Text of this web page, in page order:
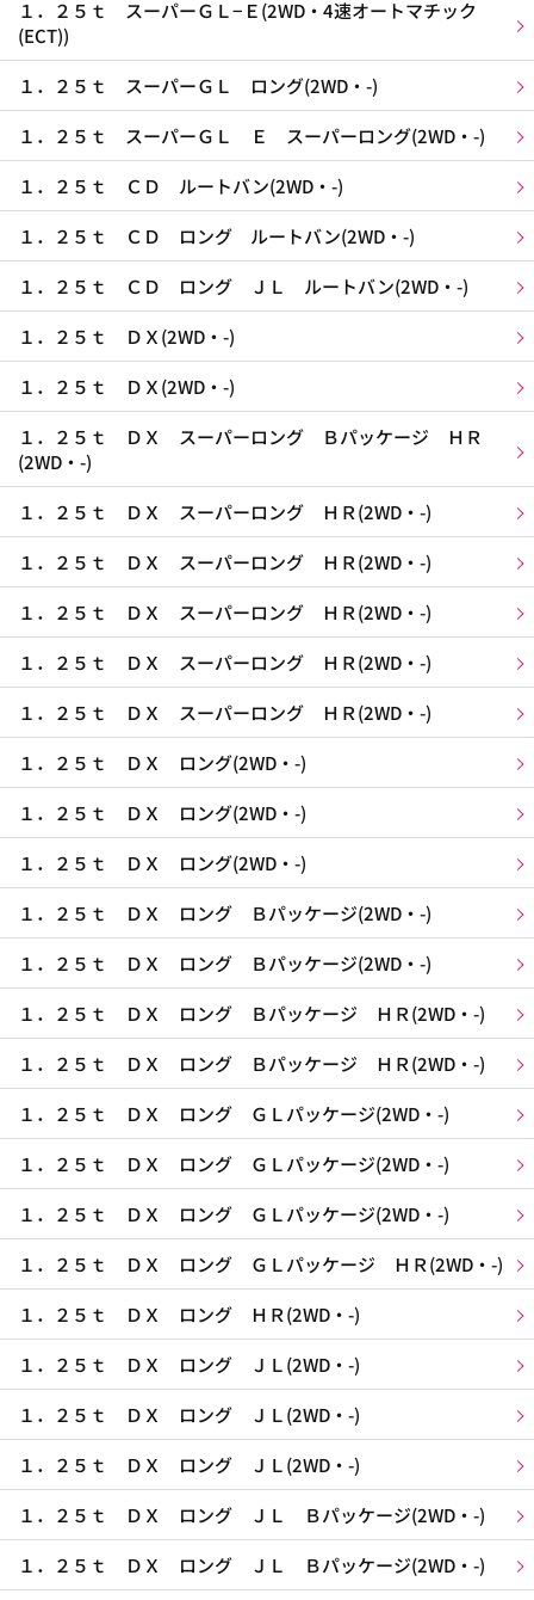
１．２５ｔ スーパーＧＬ−Ｅ(2WD・4速オートマチック
(ECT))
１．２５ｔ スーパーＧＬ ロング(2WD・-)
１．２５ｔ スーパーＧＬ Ｅ スーパーロング(2WD・-)
１．２５ｔ ＣＤ ルートバン(2WD・-)
１．２５ｔ ＣＤ ロング ルートバン(2WD・-)
１．２５ｔ ＣＤ ロング ＪＬ ルートバン(2WD・-)
１．２５ｔ ＤＸ(2WD・-)
１．２５ｔ ＤＸ(2WD・-)
１．２５ｔ ＤＸ スーパーロング Ｂパッケージ ＨＲ
(2WD・-)
１．２５ｔ ＤＸ スーパーロング ＨＲ(2WD・-)
１．２５ｔ ＤＸ スーパーロング ＨＲ(2WD・-)
１．２５ｔ ＤＸ スーパーロング ＨＲ(2WD・-)
１．２５ｔ ＤＸ スーパーロング ＨＲ(2WD・-)
１．２５ｔ ＤＸ スーパーロング ＨＲ(2WD・-)
１．２５ｔ ＤＸ ロング(2WD・-)
１．２５ｔ ＤＸ ロング(2WD・-)
１．２５ｔ ＤＸ ロング(2WD・-)
１．２５ｔ ＤＸ ロング Ｂパッケージ(2WD・-)
１．２５ｔ ＤＸ ロング Ｂパッケージ(2WD・-)
１．２５ｔ ＤＸ ロング Ｂパッケージ ＨＲ(2WD・-)
１．２５ｔ ＤＸ ロング Ｂパッケージ ＨＲ(2WD・-)
１．２５ｔ ＤＸ ロング ＧＬパッケージ(2WD・-)
１．２５ｔ ＤＸ ロング ＧＬパッケージ(2WD・-)
１．２５ｔ ＤＸ ロング ＧＬパッケージ(2WD・-)
１．２５ｔ ＤＸ ロング ＧＬパッケージ ＨＲ(2WD・-)
１．２５ｔ ＤＸ ロング ＨＲ(2WD・-)
１．２５ｔ ＤＸ ロング ＪＬ(2WD・-)
１．２５ｔ ＤＸ ロング ＪＬ(2WD・-)
１．２５ｔ ＤＸ ロング ＪＬ(2WD・-)
１．２５ｔ ＤＸ ロング ＪＬ Ｂパッケージ(2WD・-)
１．２５ｔ ＤＸ ロング ＪＬ Ｂパッケージ(2WD・-)